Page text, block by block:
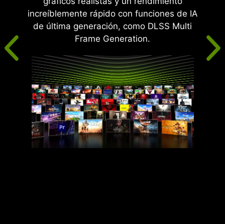
increíblemente rápido con funciones de IA
de última generación, como DLSS Multi
Frame Generation.